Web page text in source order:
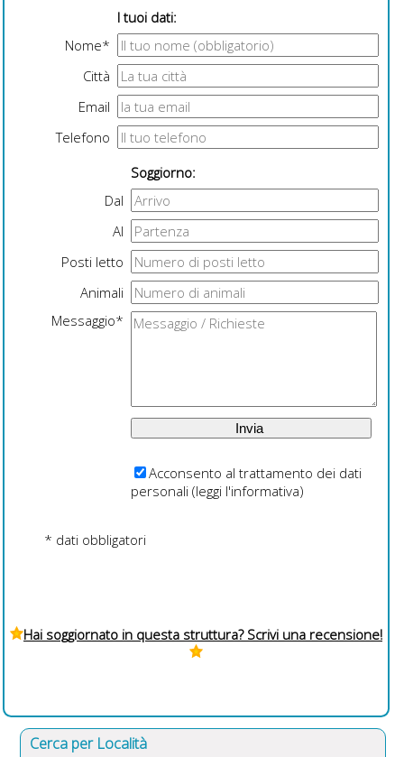
I tuoi dati:
Nome*
Città
Email
Telefono
Soggiorno:
Dal
Al
Posti letto
Animali
Messaggio*
Acconsento al trattamento dei dati
personali (leggi l'informativa)
* dati obbligatori
Hai soggiornato in questa struttura? Scrivi una recensione!
Cerca per Località